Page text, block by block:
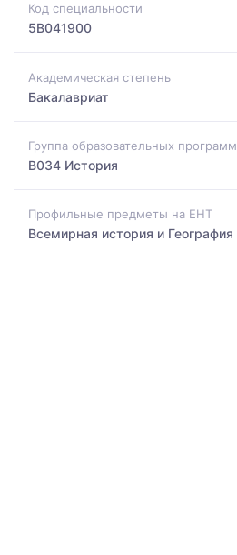
Код специальности
5B041900
Академическая степень
Бакалавриат
Группа образовательных программ
B034 История
Профильные предметы на ЕНТ
Всемирная история и География